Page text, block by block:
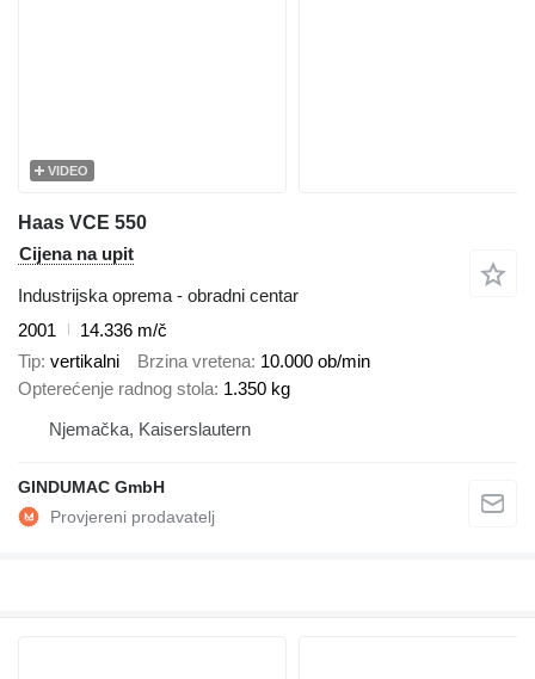
VIDEO
Haas VCE 550
Cijena na upit
Industrijska oprema - obradni centar
2001
14.336 m/č
Tip vertikalni Brzina vretena 10.000 ob/min
Opterećenje radnog stola 1.350 kg
Njemačka, Kaiserslautern
GINDUMAC GmbH